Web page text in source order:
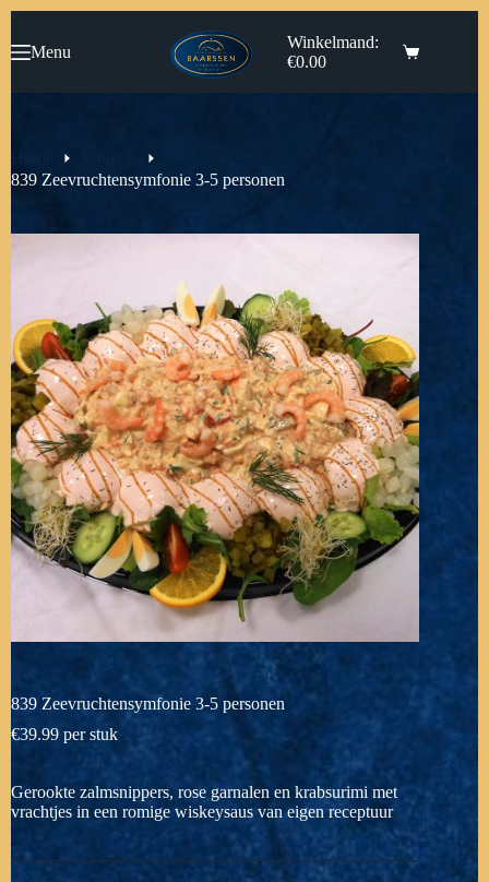
de Menu
Winkelmand:
€0.00
839 Zeevruchtensymfonie 3-5 personen
839 Zeevruchtensymfonie 3-5 personen
€39.99 per stuk
Gerookte zalmsnippers, rose garnalen en krabsurimi met
vrachtjes in een romige wiskeysaus van eigen receptuur